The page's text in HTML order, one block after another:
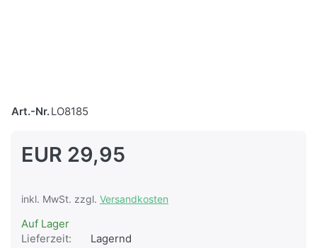
Art.-Nr.LO8185
EUR 29,95
inkl. MwSt. zzgl. Versandkosten
Auf Lager
Lieferzeit:
Lagernd